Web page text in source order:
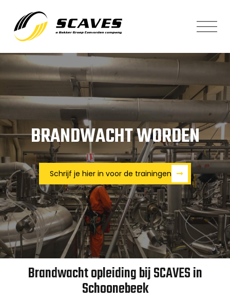
BRANDWACHT WORDEN
Schrijf je hier in voor de trainingen
Brandwacht opleiding bij SCAVES in
Schoonebeek